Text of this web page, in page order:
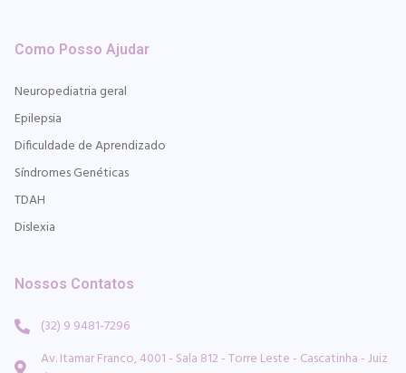
Como Posso Ajudar
Neuropediatria geral
Epilepsia
Dificuldade de Aprendizado
Síndromes Genéticas
TDAH
Dislexia
Nossos Contatos
(32) 9 9481-7296
Av. Itamar Franco, 4001 - Sala 812 - Torre Leste - Cascatinha - Juiz